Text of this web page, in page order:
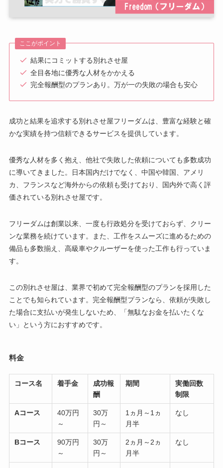
ここがポイント
結果にコミットする別れさせ屋
全目各地に優秀な人材をかかえる
完全報酬型のプランあり。万が一の失敗の場合も安心
成功と結果を追求する別れさせ屋フリーダムは、豊富な経験と確
かな実績を持つ信頼できるサービスを提供しています。
優秀な人材を多く抱え、他社で失敗した依頼についても多数成功
に導いてきました。日本国内だけでなく、中国や韓国、アメリ
カ、フランスなど海外からの依頼も受けており、国内外で高く評
価されている別れさせ屋です。
フリーダムは創業以来、一度も行政処分を受けておらず、クリー
ンな業務を続けています。また、工作をスムーズに進めるための
備品も多数揃え、高級車やクルーザーを使った工作も行っていま
す。
この別れさせ屋は、業界で初めて完全報酬型のプランを採用した
ことでも知られています。完全報酬型プランなら、依頼が失敗し
た場合に支払いが発生しないため、「無駄なお金を払いたくな
い」という方におすすめです。
料金
コース名 着手金
成功報
酬
期間
実働回数
制限
Aコース
40万円
～
30万
円～
1ヵ月～1ヵ
月半
なし
Bコース
90万円
～
30万
円～
2ヵ月～2ヵ
月半
なし